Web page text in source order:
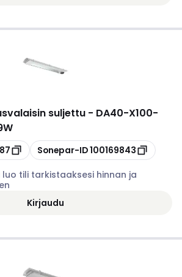
suljettu - DA40-X100-
Kopioi
Sonepar-ID100169843
tili tarkistaaksesi hinnan ja
Kirjaudu